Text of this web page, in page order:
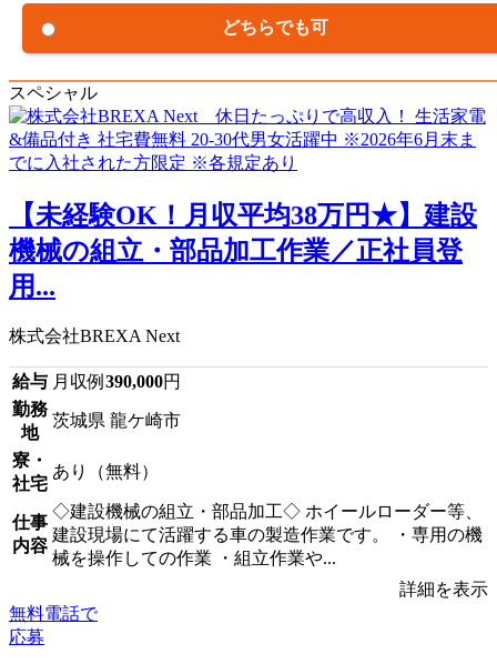
どちらでも可
スペシャル
【未経験OK！月収平均38万円★】建設
機械の組立・部品加工作業／正社員登
用...
株式会社BREXA Next
給与 月収例 390,000円
勤務
地
茨城県 龍ケ崎市
寮・
社宅
あり（無料）
仕事
内容
◇建設機械の組立・部品加工◇ ホイールローダー等、
建設現場にて活躍する車の製造作業です。 ・専用の機
械を操作しての作業 ・組立作業や...
詳細を表示
無料電話で
応募